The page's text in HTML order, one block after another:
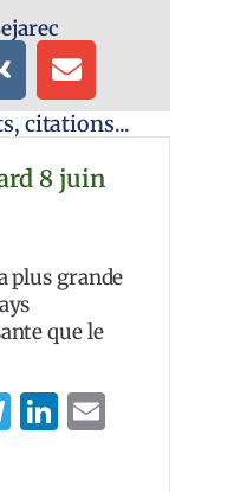
citations...
8 juin
plus grande
que le
Telegram
LinkedIn